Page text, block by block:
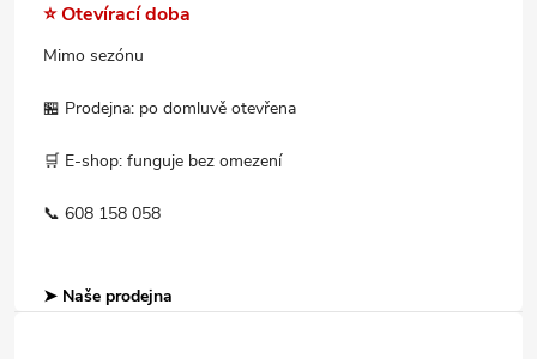
⭐ Otevírací doba
Mimo sezónu
🏪 Prodejna: po domluvě otevřena
🛒 E-shop: funguje bez omezení
📞 608 158 058
➤ Naše prodejna